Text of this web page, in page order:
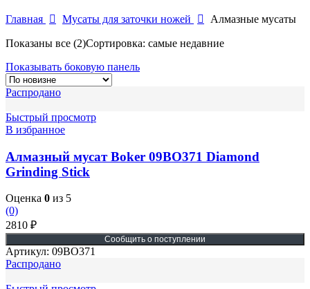
Главная Мусаты для заточки ножей Алмазные мусаты
Показаны все (2)Сортировка: самые недавние
Показывать боковую панель
Распродано
Быстрый просмотр
В избранное
Алмазный мусат Boker 09BO371 Diamond
Grinding Stick
Оценка 0 из 5
(0)
2810 ₽
Артикул: 09BO371
Распродано